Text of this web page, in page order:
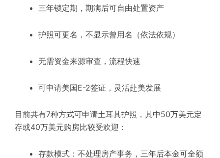
三年锁定期，期满后可自由处置资产
护照可更名，不显示曾用名（依法依规）
无需资金来源审查，流程快速
可申请美国E-2签证，灵活赴美发展
目前共有7种方式可申请土耳其护照，其中50万美元定
存或40万美元购房比较受欢迎：
存款模式：不处理房产事务，三年后本金可全额